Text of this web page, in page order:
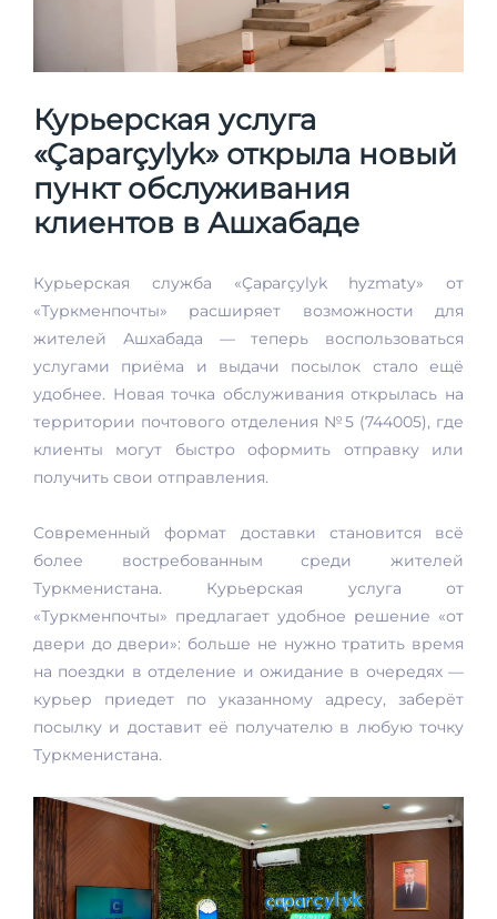
Курьерская услуга
«Çaparçylyk» открыла новый
пункт обслуживания
клиентов в Ашхабаде
Курьерская служба «Çaparçylyk hyzmaty» от
«Туркменпочты» расширяет возможности для
жителей Ашхабада — теперь воспользоваться
услугами приёма и выдачи посылок стало ещё
удобнее. Новая точка обслуживания открылась на
территории почтового отделения №5 (744005), где
клиенты могут быстро оформить отправку или
получить свои отправления.
Современный формат доставки становится всё
более востребованным среди жителей
Туркменистана. Курьерская услуга от
«Туркменпочты» предлагает удобное решение «от
двери до двери»: больше не нужно тратить время
на поездки в отделение и ожидание в очередях —
курьер приедет по указанному адресу, заберёт
посылку и доставит её получателю в любую точку
Туркменистана.